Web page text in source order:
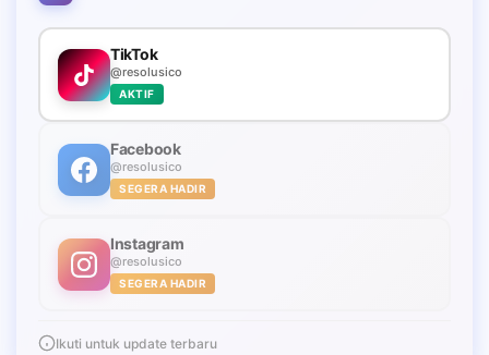
TikTok
@resolusico
AKTIF
Facebook
@resolusico
SEGERA HADIR
Instagram
@resolusico
SEGERA HADIR
Ikuti untuk update terbaru